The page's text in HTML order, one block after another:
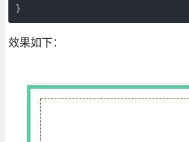
}
效果如下：